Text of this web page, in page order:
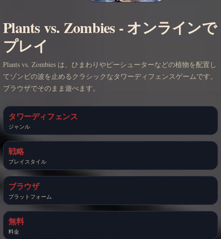
Plants vs. Zombies - オンラインで
プレイ
Plants vs. Zombies は、ひまわりやピーシューターなどの植物を配置し
てゾンビの波を止めるクラシックなタワーディフェンスゲームです。
ブラウザでそのまま遊べます。
タワーディフェンス
ジャンル
戦略
プレイスタイル
ブラウザ
プラットフォーム
無料
料金